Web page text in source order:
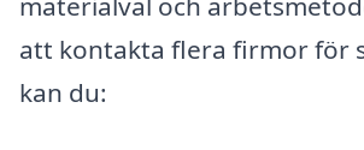
att kontakta flera firmor för
kan du: